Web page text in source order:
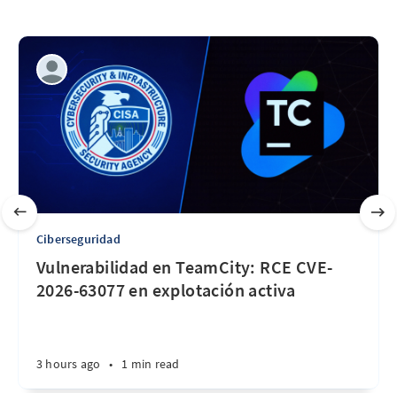
Ciberseguridad
Vulnerabilidad en TeamCity: RCE CVE-
2026-63077 en explotación activa
3 hours ago • 1 min read